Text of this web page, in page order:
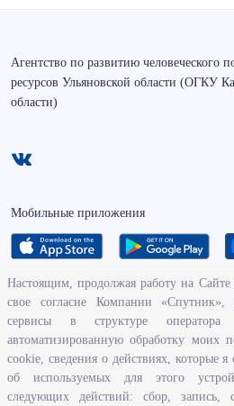
Агентство по развитию человеческого
ресурсов Ульяновской области (ОГКУ
области)
Мобильные приложения
Исполнение бюджетных средств
Человеческий потенциал
Информационная безопасность
Настоящим, продолжая работу на Сайте
свое согласие Компании «Спутник»,
сервисы в структуре оператора
автоматизированную обработку моих
cookie, сведения о действиях, которые
об используемых для этого
следующих действий: сбор, запись,